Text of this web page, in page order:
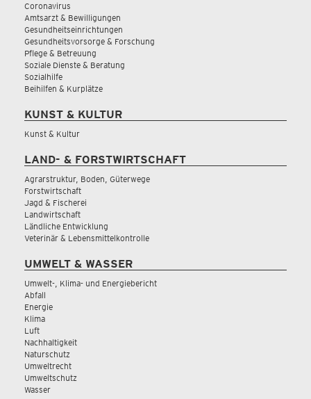
Coronavirus
Amtsarzt & Bewilligungen
Gesundheitseinrichtungen
Gesundheitsvorsorge & Forschung
Pflege & Betreuung
Soziale Dienste & Beratung
Sozialhilfe
Beihilfen & Kurplätze
KUNST & KULTUR
Kunst & Kultur
LAND- & FORSTWIRTSCHAFT
Agrarstruktur, Boden, Güterwege
Forstwirtschaft
Jagd & Fischerei
Landwirtschaft
Ländliche Entwicklung
Veterinär & Lebensmittelkontrolle
UMWELT & WASSER
Umwelt-, Klima- und Energiebericht
Abfall
Energie
Klima
Luft
Nachhaltigkeit
Naturschutz
Umweltrecht
Umweltschutz
Wasser